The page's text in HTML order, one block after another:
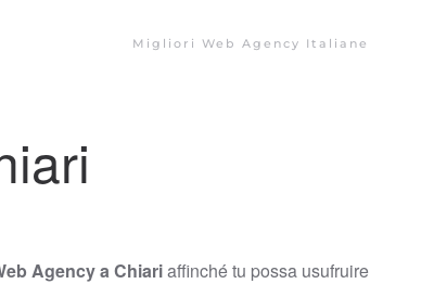
Migliori Web Agency Italiane
Agency a Chiariaffinché tu possa usufruire